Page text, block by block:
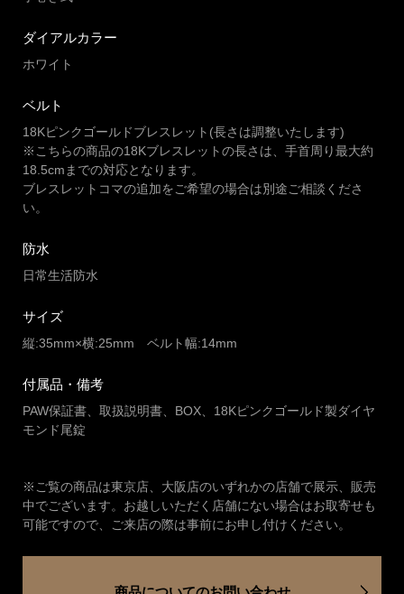
ダイアルカラー
ホワイト
ベルト
18Kピンクゴールドブレスレット(長さは調整いたします)
※こちらの商品の18Kブレスレットの長さは、手首周り最大約
18.5cmまでの対応となります。
ブレスレットコマの追加をご希望の場合は別途ご相談くださ
い。
防水
日常生活防水
サイズ
縦:35mm×横:25mm ベルト幅:14mm
付属品・備考
PAW保証書、取扱説明書、BOX、18Kピンクゴールド製ダイヤ
モンド尾錠
※ご覧の商品は東京店、大阪店のいずれかの店舗で展示、販売
中でございます。お越しいただく店舗にない場合はお取寄せも
可能ですので、ご来店の際は事前にお申し付けください。